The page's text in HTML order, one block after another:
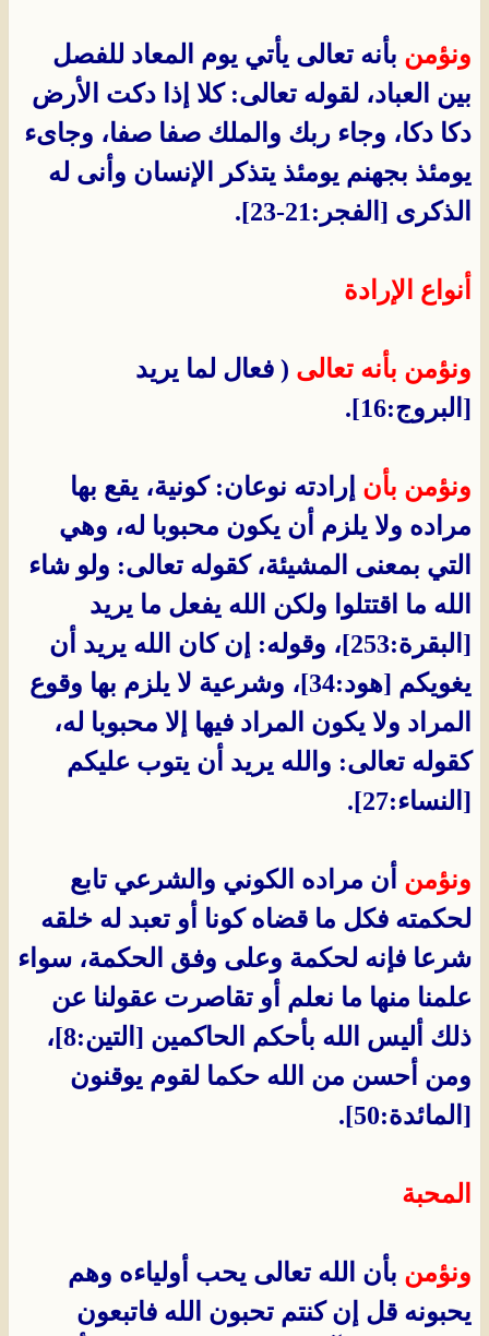
ونؤمن بأنه تعالى يأتي يوم المعاد للفصل
بين العباد، لقوله تعالى: كلا إذا دكت الأرض
دكا دكا، وجاء ربك والملك صفا صفا، وجاىء
يومئذ بجهنم يومئذ يتذكر الإنسان وأنى له
الذكرى [الفجر:21-23].
أنواع الإرادة
ونؤمن بأنه تعالى ( فعال لما يريد
[البروج:16].
ونؤمن بأن إرادته نوعان: كونية، يقع بها
مراده ولا يلزم أن يكون محبوبا له، وهي
التي بمعنى المشيئة، كقوله تعالى: ولو شاء
الله ما اقتتلوا ولكن الله يفعل ما يريد
[البقرة:253]، وقوله: إن كان الله يريد أن
يغويكم [هود:34]، وشرعية لا يلزم بها وقوع
المراد ولا يكون المراد فيها إلا محبوبا له،
كقوله تعالى: والله يريد أن يتوب عليكم
[النساء:27].
ونؤمن أن مراده الكوني والشرعي تابع
لحكمته فكل ما قضاه كونا أو تعبد له خلقه
شرعا فإنه لحكمة وعلى وفق الحكمة، سواء
علمنا منها ما نعلم أو تقاصرت عقولنا عن
ذلك أليس الله بأحكم الحاكمين [التين:8]،
ومن أحسن من الله حكما لقوم يوقنون
[المائدة:50].
المحبة
ونؤمن بأن الله تعالى يحب أولياءه وهم
يحبونه قل إن كنتم تحبون الله فاتبعون